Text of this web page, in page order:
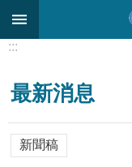
跳到主要內容區塊
搜
尋
關
於
:::
最新消息
新聞稿